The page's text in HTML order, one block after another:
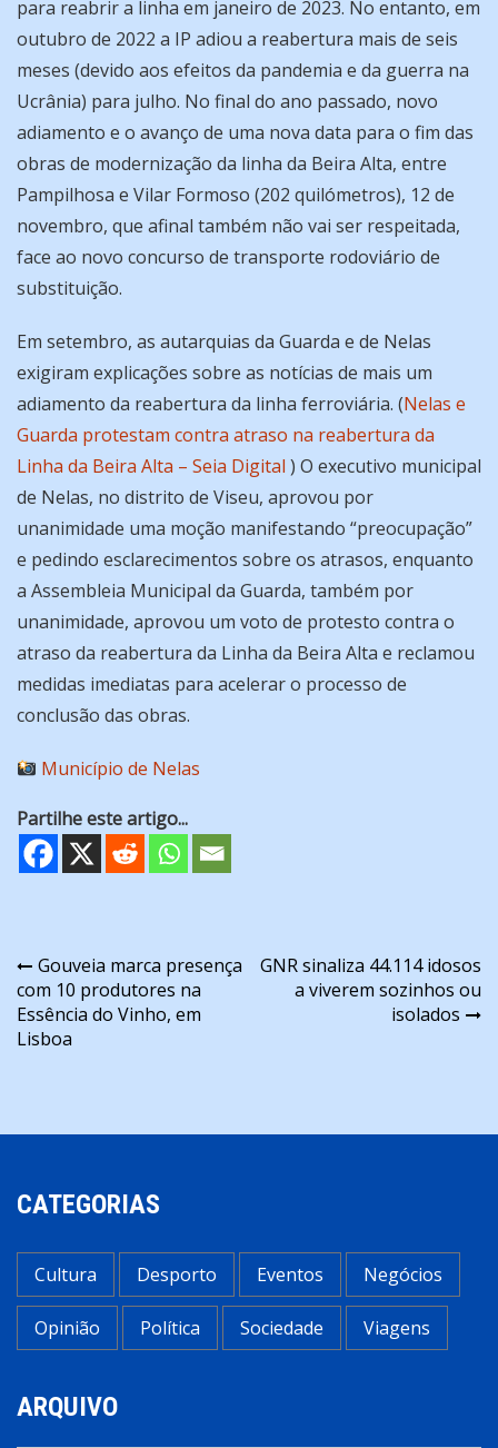
para reabrir a linha em janeiro de 2023. No entanto, em
outubro de 2022 a IP adiou a reabertura mais de seis
meses (devido aos efeitos da pandemia e da guerra na
Ucrânia) para julho. No final do ano passado, novo
adiamento e o avanço de uma nova data para o fim das
obras de modernização da linha da Beira Alta, entre
Pampilhosa e Vilar Formoso (202 quilómetros), 12 de
novembro, que afinal também não vai ser respeitada,
face ao novo concurso de transporte rodoviário de
substituição.
Em setembro, as autarquias da Guarda e de Nelas
exigiram explicações sobre as notícias de mais um
adiamento da reabertura da linha ferroviária. (Nelas e
Guarda protestam contra atraso na reabertura da
Linha da Beira Alta – Seia Digital ) O executivo municipal
de Nelas, no distrito de Viseu, aprovou por
unanimidade uma moção manifestando “preocupação”
e pedindo esclarecimentos sobre os atrasos, enquanto
a Assembleia Municipal da Guarda, também por
unanimidade, aprovou um voto de protesto contra o
atraso da reabertura da Linha da Beira Alta e reclamou
medidas imediatas para acelerar o processo de
conclusão das obras.
Município de Nelas
Partilhe este artigo...
Navegação
de
artigos
Gouveia marca presença
com 10 produtores na
Essência do Vinho, em
Lisboa
GNR sinaliza 44.114 idosos
a viverem sozinhos ou
isolados
CATEGORIAS
Cultura Desporto Eventos Negócios
Opinião Política Sociedade Viagens
ARQUIVO